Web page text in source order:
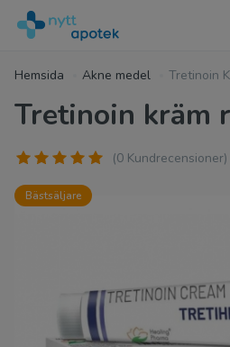
Hemsida Akne medel Tretinoin
Tretinoin kräm
(0 Kundrecensioner)
Bästsäljare